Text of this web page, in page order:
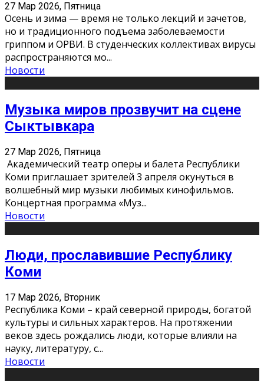
27 Мар 2026, Пятница
Осень и зима — время не только лекций и зачетов,
но и традиционного подъема заболеваемости
гриппом и ОРВИ. В студенческих коллективах вирусы
распространяются мо...
Новости
Музыка миров прозвучит на сцене
Сыктывкара
27 Мар 2026, Пятница
Академический театр оперы и балета Республики
Коми приглашает зрителей 3 апреля окунуться в
волшебный мир музыки любимых кинофильмов.
Концертная программа «Муз...
Новости
Люди, прославившие Республику
Коми
17 Мар 2026, Вторник
Республика Коми – край северной природы, богатой
культуры и сильных характеров. На протяжении
веков здесь рождались люди, которые влияли на
науку, литературу, с...
Новости